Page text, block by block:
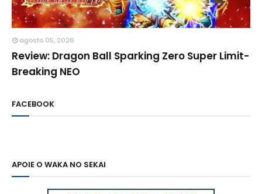
agosto 05, 2026
Review: Dragon Ball Sparking Zero Super Limit-
Breaking NEO
FACEBOOK
APOIE O WAKA NO SEKAI